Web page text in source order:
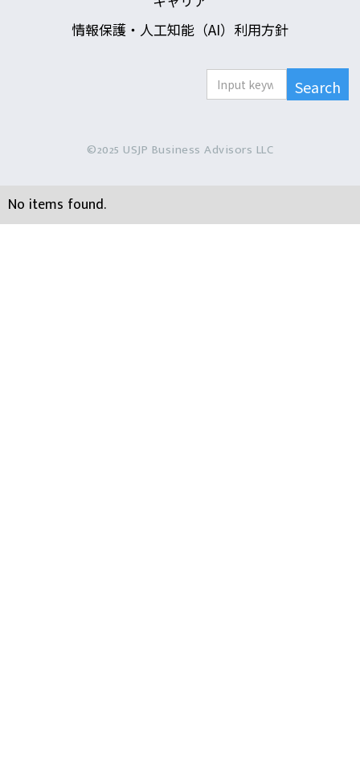
情報保護・人工知能（AI）利用方針
©2025 USJP Business Advisors LLC
No items found.